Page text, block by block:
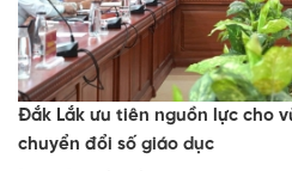
Đắk Lắk ưu tiên nguồn lực cho
chuyển đổi số giáo dục